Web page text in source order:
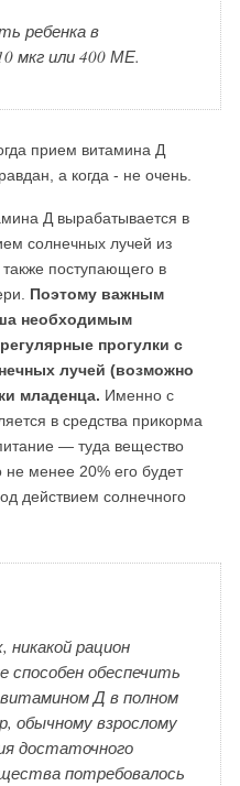
ребенка в
мкг или 400 МЕ.
Д вырабатывается в
солнечных лучей из
поступающего в
Поэтому важным
необходимым
прогулки с
лучей (возможно
младенца. Именно с
в средства прикорма
— туда вещество
не менее 20% его будет
действием солнечного
рацион
способен обеспечить
Д в полном
обычному взрослому
достаточного
потребовалось